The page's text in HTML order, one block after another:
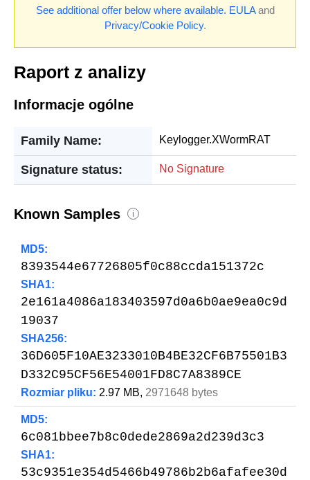
See additional offer below where available. EULAand
Privacy/Cookie Policy.
Raport z analizy
Informacje ogólne
Family Name: Keylogger.XWormRAT
Signature status: No Signature
Known Samples i
MD5:
8393544e67726805f0c88ccda151372c
SHA1:
2e161a4086a183403597d0a6b0ae9ea0c9d
19037
SHA256:
36D605F10AE3233010B4BE32CF6B75501B3
D332C95CF56E54001FD8C7A8389CE
Rozmiar pliku: 2.97 MB, 2971648 bytes
MD5:
6c081bbee7b8c0dede2869a2d239d3c3
SHA1:
53c9351e354d5466b49786b2b6afafee30d